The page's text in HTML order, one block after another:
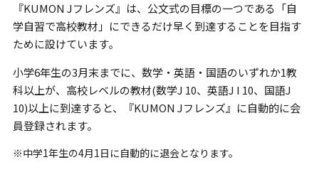
『KUMON Jフレンズ』は、公文式の目標の一つである「自
学自習で高校教材」にできるだけ早く到達することを目指す
ために設けています。
小学6年生の3月末までに、数学・英語・国語のいずれか1教
科以上が、高校レベルの教材(数学J 10、英語J I 10、国語J
10)以上に到達すると、『KUMON Jフレンズ』に自動的に会
員登録されます。
※中学1年生の4月1日に自動的に退会となります。